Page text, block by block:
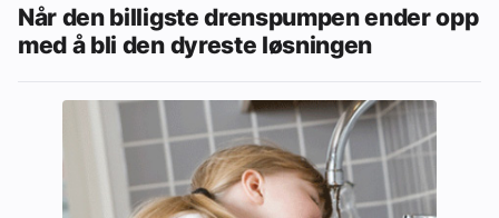
Når den billigste drenspumpen ender opp
med å bli den dyreste løsningen